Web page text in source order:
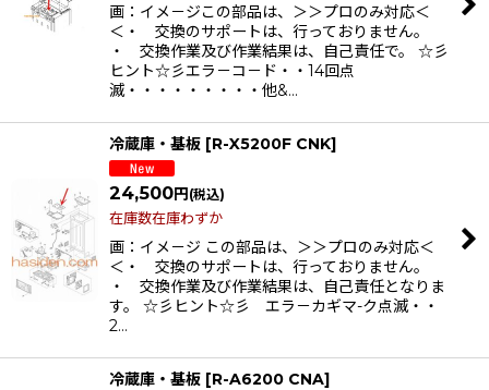
画：イメ－ジこの部品は、＞＞プロのみ対応＜
＜・ 交換のサポートは、行っておりません。
・ 交換作業及び作業結果は、自己責任で。 ☆彡
ヒント☆彡エラ－コ－ド・・14回点
滅・・・・・・・・・他&…
冷蔵庫・基板 [R-X5200F CNK]
24,500円(税込)
在庫数在庫わずか
画：イメ－ジ この部品は、＞＞プロのみ対応＜
＜・ 交換のサポートは、行っておりません。
・ 交換作業及び作業結果は、自己責任となりま
す。 ☆彡ヒント☆彡 エラ－カギマ-ク点滅・・
2…
冷蔵庫・基板 [R-A6200 CNA]